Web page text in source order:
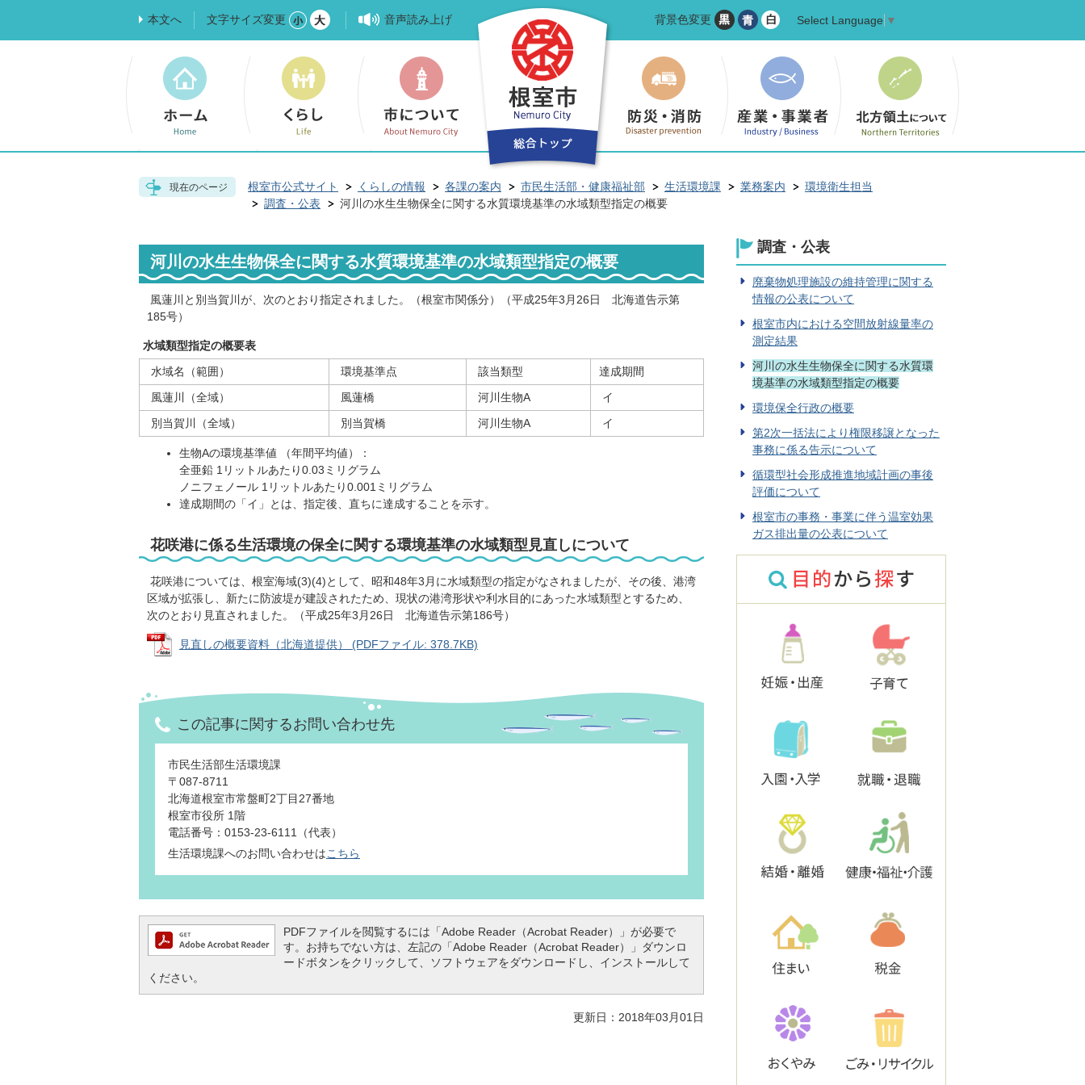
本文へ 文字サイズ変更 音声読み上げ 背景色変更 Select Language ▼
現在のページ 根室市公式サイト くらしの情報 各課の案内 市民生活部・健康福祉部 生活環境課 業務案内
環境衛生担当
調査・公表
河川の水生生物保全に関する水質環境基準の水域類型指定の概要
河川の水生生物保全に関する水質環境基準の水域類型指定の概要
風蓮川と別当賀川が、次のとおり指定されました。（根室市関係分）（平成25年3月26日 北海道告示第
185号）
水域類型指定の概要表
水域名（範囲）
環境基準点 該当類型
達成期間
風蓮川（全域）
風蓮橋 河川生物A
イ
別当賀川（全域）
別当賀橋 河川生物A イ
生物Aの環境基準値 （年間平均値）：
全亜鉛 1リットルあたり0.03ミリグラム
ノニフェノール 1リットルあたり0.001ミリグラム
達成期間の「イ」とは、指定後、直ちに達成することを示す。
花咲港に係る生活環境の保全に関する環境基準の水域類型見直しについて
花咲港については、根室海域(3)(4)として、昭和48年3月に水域類型の指定がなされましたが、その後、港湾
区域が拡張し、新たに防波堤が建設されたため、現状の港湾形状や利水目的にあった水域類型とするため、
次のとおり見直されました。（平成25年3月26日 北海道告示第186号）
見直しの概要資料（北海道提供） (PDFファイル: 378.7KB)
この記事に関するお問い合わせ先
市民生活部生活環境課
〒087-8711
北海道根室市常盤町2丁目27番地
根室市役所 1階
電話番号：0153-23-6111（代表）
生活環境課へのお問い合わせはこちら
PDFファイルを閲覧するには「Adobe Reader（Acrobat Reader）」が必要で
す。お持ちでない方は、左記の「Adobe Reader（Acrobat Reader）」ダウンロ
ードボタンをクリックして、ソフトウェアをダウンロードし、インストールして
ください。
更新日：2018年03月01日
調査・公表
廃棄物処理施設の維持管理に関する
情報の公表について
根室市内における空間放射線量率の
測定結果
河川の水生生物保全に関する水質環
境基準の水域類型指定の概要
環境保全行政の概要
第2次一括法により権限移譲となった
事務に係る告示について
循環型社会形成推進地域計画の事後
評価について
根室市の事務・事業に伴う温室効果
ガス排出量の公表について